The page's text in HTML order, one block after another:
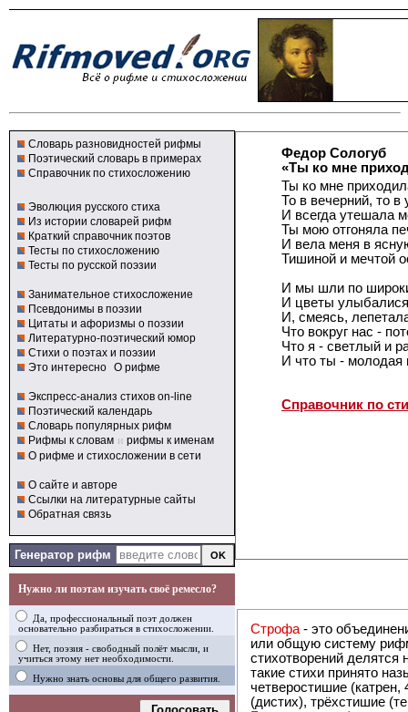
Словарь разновидностей рифмы
Поэтический словарь в примерах
Справочник по стихосложению
Эволюция русского стиха
Из истории словарей рифм
Краткий справочник поэтов
Тесты по стихосложению
Тесты по русской поэзии
Занимательное стихосложение
Псевдонимы в поэзии
Цитаты и афоризмы о поэзии
Литературно-поэтический юмор
Стихи о поэтах и поэзии
Это интересно О рифме
Экспресс-анализ стихов on-line
Поэтический календарь
Словарь популярных рифм
Рифмы к словам и рифмы к именам
О рифме и стихосложении в сети
О сайте и авторе
Ссылки на литературные сайты
Обратная связь
Генератор рифм
Нужно ли поэтам изучать своё ремесло?
Да, профессиональный поэт должен
основательно разбираться в стихосложении.
Нет, поэзия - свободный полёт мысли, и
учиться этому нет необходимости.
Нужно знать основы для общего развития.
Голосовать
Федор Сологуб
«Ты ко мне
Ты ко мне
То в вечерний, то в
И всегда утешала
Ты мою отгоняла
И вела меня в
Тишиной и мечтой
И мы шли по
И цветы
И, смеясь,
Что вокруг нас -
Что я - светлый и
И что ты - молодая
Справочник по
Строфа - это объединение двух
или общую систему рифм, и регулярно или периодически
стихотворений делятся на строфы и т.о. являются строфическими.
такие стихи принято называть астрофическими. Самая популярная строфа в русской поэзии -
четверостишие
(дистих), трёхстишие